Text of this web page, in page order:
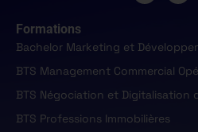
Formations
Bachelor Marketing et
BTS Management Commercial
BTS Négociation et Digitalisation
BTS Professions Immobilières